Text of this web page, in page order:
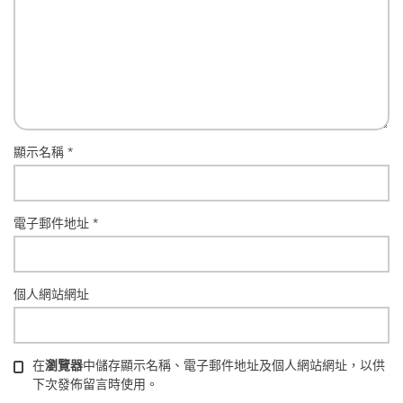
顯示名稱*
電子郵件地址*
個人網站網址
在瀏覽器中儲存顯示名稱、電子郵件地址及個人網站網址，以供
下次發佈留言時使用。